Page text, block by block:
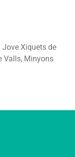
Jove Xiquets de
Valls, Minyons